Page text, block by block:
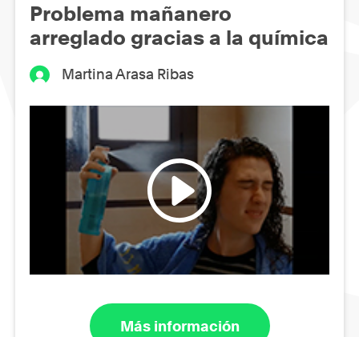
Problema mañanero
arreglado gracias a la química
Martina Arasa Ribas
Más información